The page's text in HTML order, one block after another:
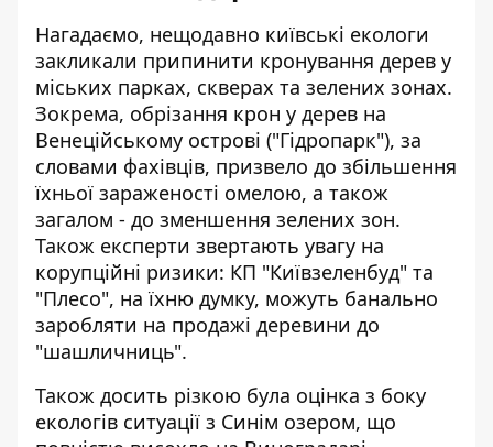
Нагадаємо, нещодавно київські екологи
закликали припинити кронування дерев у
міських парках, скверах та зелених зонах.
Зокрема, обрізання крон у дерев на
Венеційському острові ("Гідропарк"), за
словами фахівців, призвело до збільшення
їхньої зараженості омелою, а також
загалом - до зменшення зелених зон.
Також експерти звертають увагу на
корупційні ризики: КП "Київзеленбуд" та
"Плесо", на їхню думку, можуть банально
заробляти на продажі деревини до
"шашличниць".
Також досить різкою була оцінка з боку
екологів ситуації з Синім озером, що